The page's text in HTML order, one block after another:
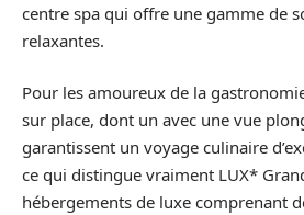
centre spa qui offre une gamme de
relaxantes.
Pour les amoureux de la
sur place, dont un avec une vue
garantissent un voyage culinaire
ce qui distingue vraiment LUX*
hébergements de luxe comprenant